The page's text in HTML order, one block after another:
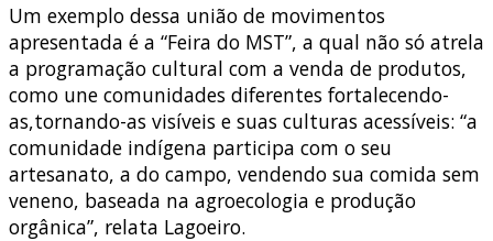
Um exemplo dessa união de movimentos
apresentada é a “Feira do MST”, a qual não só atrela
a programação cultural com a venda de produtos,
como une comunidades diferentes fortalecendo-
as,tornando-as visíveis e suas culturas acessíveis: “a
comunidade indígena participa com o seu
artesanato, a do campo, vendendo sua comida sem
veneno, baseada na agroecologia e produção
orgânica”, relata Lagoeiro.